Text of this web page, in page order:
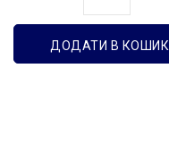
ДОДАТИ В КОШИК